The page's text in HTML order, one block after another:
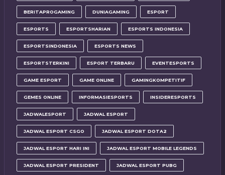
BERITAPROGAMING DUNIAGAMING ESPORT
ESPORTS ESPORTSHARIAN ESPORTS INDONESIA
ESPORTSINDONESIA ESPORTS NEWS
ESPORTSTERKINI ESPORT TERBARU EVENTESPORTS
GAME ESPORT GAME ONLINE GAMINGKOMPETITIF
GEMES ONLINE INFORMASIESPORTS INSIDERESPORTS
JADWALESPORT JADWAL ESPORT
JADWAL ESPORT CSGO JADWAL ESPORT DOTA2
JADWAL ESPORT HARI INI JADWAL ESPORT MOBILE LEGENDS
JADWAL ESPORT PRESIDENT JADWAL ESPORT PUBG